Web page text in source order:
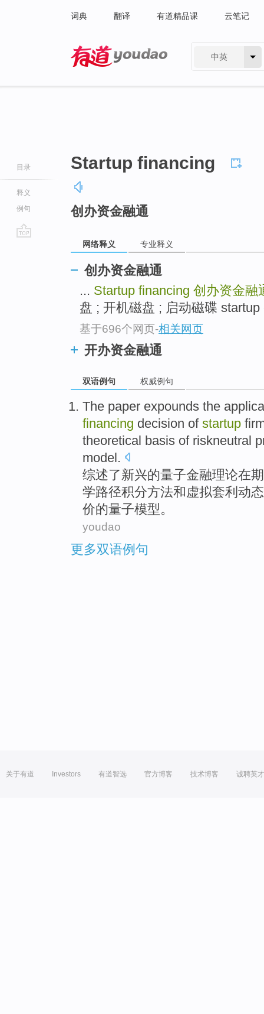
词典 翻译 有道精品课 云笔记
中英
目录
释义
例句
Startup financing
创办资金融通
网络释义 专业释义
创办资金融通
... Startup financing 创办资金融
盘 ; 开机磁盘 ; 启动磁碟
基于696个网页-相关网页
开办资金融通
双语例句 权威例句
The paper expounds the
financing decision of startup
theoretical basis of riskneutral
model.
综述了新兴的量子金融理论在
学路径积分方法和虚拟套利动
价的量子模型。
youdao
更多双语例句
关于有道 Investors 有道智选 官方博客 技术博客 诚聘英才